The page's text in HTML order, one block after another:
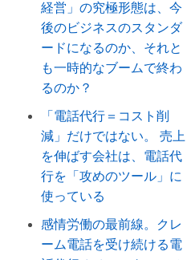
経営」の究極形態は、今
後のビジネスのスタンダ
ードになるのか、それと
も一時的なブームで終わ
るのか？
「電話代行＝コスト削
減」だけではない。 売上
を伸ばす会社は、電話代
行を「攻めのツール」に
使っている
感情労働の最前線。クレ
ーム電話を受け続ける電